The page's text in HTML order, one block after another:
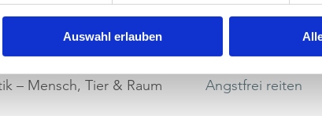
Auswahl erlauben
und dein Pferd!
– Mensch, Tier & Raum Angstfrei reiten